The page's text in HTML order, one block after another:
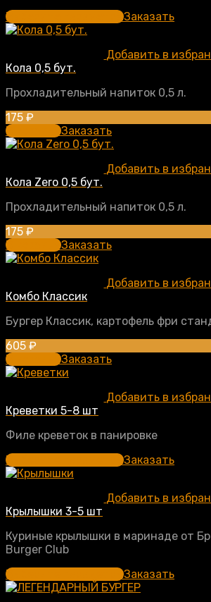
Выберите параметрыЗаказать
Добавить в
Кола 0,5 бут.
Прохладительный напиток 0,5 л.
175 ₽
В корзинуЗаказать
Добавить в
Кола Zero 0,5 бут.
Прохладительный напиток 0,5 л.
175 ₽
В корзинуЗаказать
Добавить в
Комбо Классик
Бургер Классик, картофель фри
605 ₽
В корзинуЗаказать
Добавить в
Креветки 5-8 шт
Филе креветок в панировке
Выберите параметрыЗаказать
Добавить в
Крылышки 3-5 шт
Куриные крылышки в маринаде от
Burger Club
Выберите параметрыЗаказать